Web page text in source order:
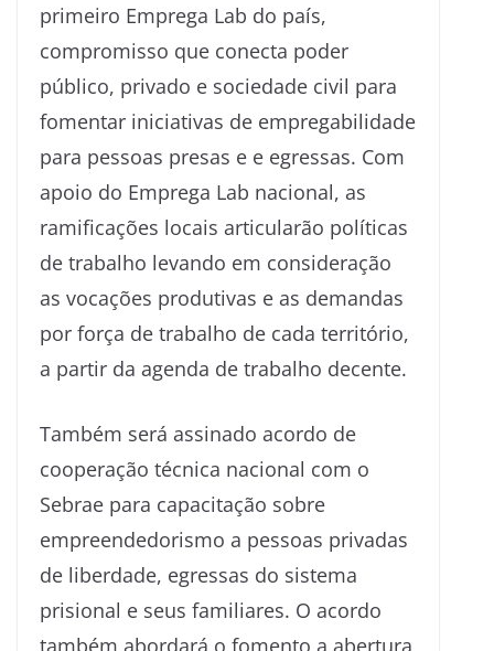
primeiro Emprega Lab do país,
compromisso que conecta poder
público, privado e sociedade civil para
fomentar iniciativas de empregabilidade
para pessoas presas e e egressas. Com
apoio do Emprega Lab nacional, as
ramificações locais articularão políticas
de trabalho levando em consideração
as vocações produtivas e as demandas
por força de trabalho de cada território,
a partir da agenda de trabalho decente.
Também será assinado acordo de
cooperação técnica nacional com o
Sebrae para capacitação sobre
empreendedorismo a pessoas privadas
de liberdade, egressas do sistema
prisional e seus familiares. O acordo
também abordará o fomento a abertura